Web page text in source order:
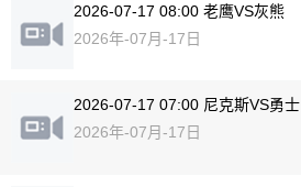
2026-07-17 08:00 老鹰VS灰熊
2026年-07月-17日
2026-07-17 07:00 尼克斯VS勇士
2026年-07月-17日